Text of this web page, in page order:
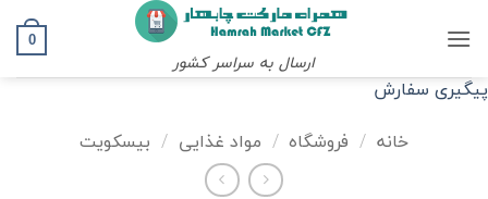
ارسال به سراسر کشور
0
پیگیری سفارش
خانه / فروشگاه / مواد غذایی / بیسکویت